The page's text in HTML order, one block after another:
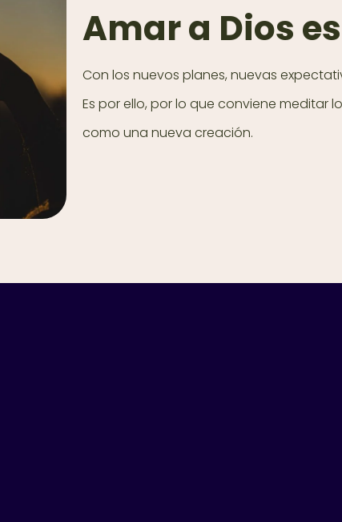
Amar a Dios
Con los nuevos planes, nuevas
Es por ello, por lo que conviene meditar
como una nueva creación.